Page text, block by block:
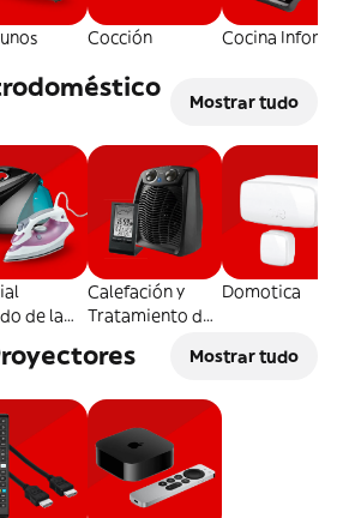
Cocción Cocina
Mostrar tudo
de la
Calefación y
Tratamiento del
Domotica
Mostrar tudo